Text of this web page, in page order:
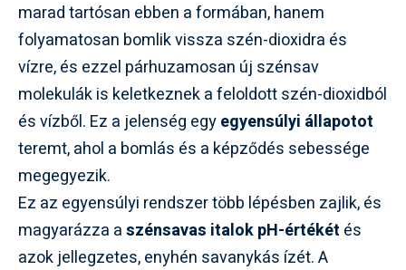
marad tartósan ebben a formában, hanem
folyamatosan bomlik vissza szén-dioxidra és
vízre, és ezzel párhuzamosan új szénsav
molekulák is keletkeznek a feloldott szén-dioxidból
és vízből. Ez a jelenség egyegyensúlyi állapotot
teremt, ahol a bomlás és a képződés sebessége
megegyezik.
Ez az egyensúlyi rendszer több lépésben zajlik, és
magyarázza aszénsavas italok pH-értékét és
azok jellegzetes, enyhén savanykás ízét. A